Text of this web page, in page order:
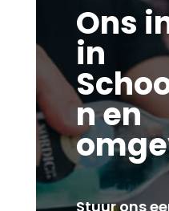
Ons
in
n en
Stuur ons